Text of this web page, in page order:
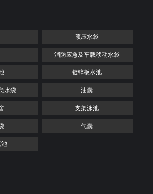
预压水袋
消防应急及车载移动水袋
镀锌板水池
水袋 油囊
支架泳池
气囊
池